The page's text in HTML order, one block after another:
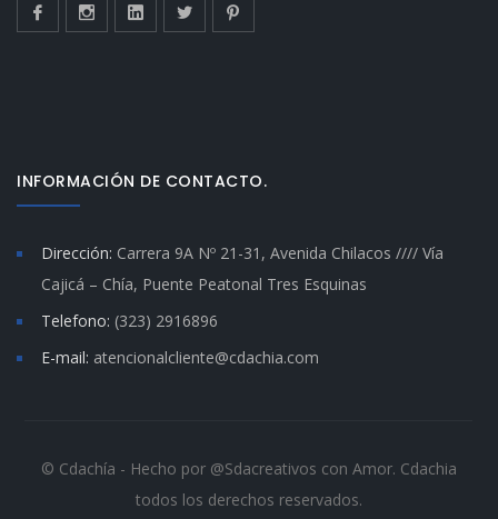
INFORMACIÓN DE CONTACTO.
Dirección: Carrera 9A Nº 21-31, Avenida Chilacos //// Vía
Cajicá – Chía, Puente Peatonal Tres Esquinas
Telefono: (323) 2916896
E-mail: atencionalcliente@cdachia.com
© Cdachía - Hecho por @Sdacreativos con Amor. Cdachia
todos los derechos reservados.